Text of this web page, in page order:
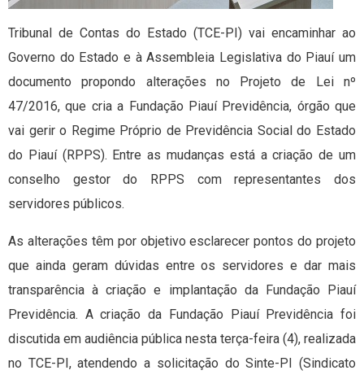
Tribunal de Contas do Estado (TCE-PI) vai encaminhar ao
Governo do Estado e à Assembleia Legislativa do Piauí um
documento propondo alterações no Projeto de Lei nº
47/2016, que cria a Fundação Piauí Previdência, órgão que
vai gerir o Regime Próprio de Previdência Social do Estado
do Piauí (RPPS). Entre as mudanças está a criação de um
conselho gestor do RPPS com representantes dos
servidores públicos.
As alterações têm por objetivo esclarecer pontos do projeto
que ainda geram dúvidas entre os servidores e dar mais
transparência à criação e implantação da Fundação Piauí
Previdência. A criação da Fundação Piauí Previdência foi
discutida em audiência pública nesta terça-feira (4), realizada
no TCE-PI, atendendo a solicitação do Sinte-PI (Sindicato